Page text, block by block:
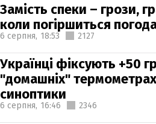
Замість спеки – грози,
коли погіршиться
6 серпня, 18:53 2127
Українці фіксують +50
"домашніх"
синоптики
6 серпня, 16:46 2346